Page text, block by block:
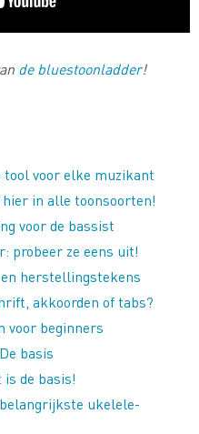
de bluestoonladder!
voor elke muzikant
in alle toonsoorten!
voor de bassist
probeer ze eens uit!
herstellingstekens
akkoorden of tabs?
voor beginners
basis
de basis!
ukelele-